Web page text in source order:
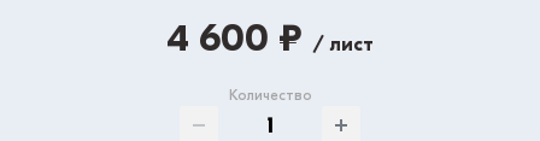
4 600 ₽ / лист
Количество